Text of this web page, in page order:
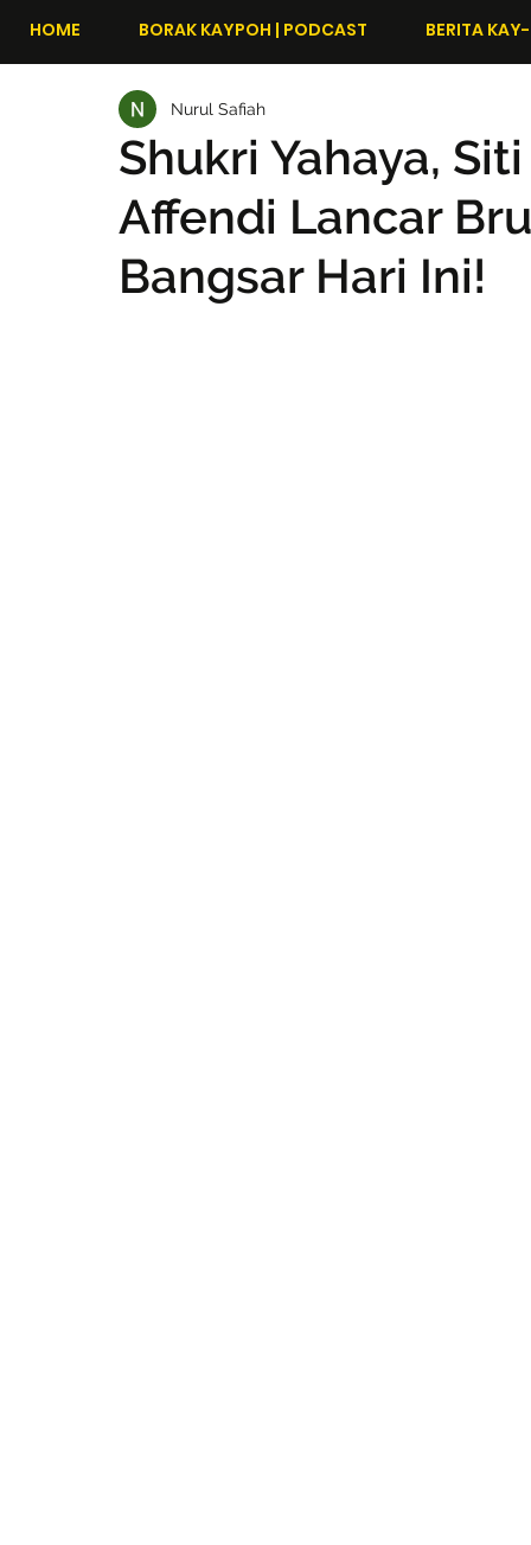
HOME BORAK KAYPOH | PODCAST BERITA
Shukri Yahaya,
Affendi Lancar
Bangsar Hari Ini!
Nurul Safiah